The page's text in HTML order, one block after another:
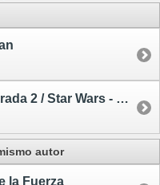
The Mandalorian. Temporada 2 / Star Wars - cómic
autor
la Fuerza